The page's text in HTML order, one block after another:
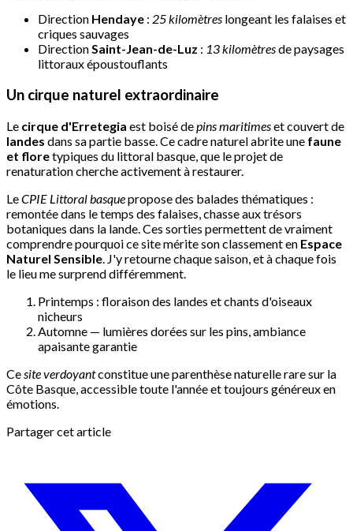
Direction Hendaye : 25 kilomètres longeant les falaises et
criques sauvages
DirectionSaint-Jean-de-Luz : 13 kilomètresde paysages
littoraux époustouflants
Un cirque naturel extraordinaire
Le cirque d'Erretegia est boisé depins maritimeset couvert de
landes dans sa partie basse. Ce cadre naturel abrite une faune
et floretypiques du littoral basque, que le projet de
renaturation cherche activement à restaurer.
LeCPIE Littoral basquepropose des balades thématiques :
remontée dans le temps des falaises, chasse aux trésors
botaniques dans la lande. Ces sorties permettent de vraiment
comprendre pourquoi ce site mérite son classement en Espace
Naturel Sensible . J'y retourne chaque saison, et à chaque fois
le lieu me surprend différemment.
Printemps : floraison des landes et chants d'oiseaux
nicheurs
Automne — lumières dorées sur les pins, ambiance
apaisante garantie
Ce site verdoyantconstitue une parenthèse naturelle rare sur la
Côte Basque, accessible toute l'année et toujours généreux en
émotions.
Partager cet article